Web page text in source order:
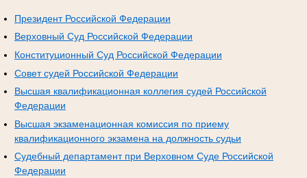
Президент Российской Федерации
Верховный Суд Российской Федерации
Конституционный Суд Российской Федерации
Совет судей Российской Федерации
Высшая квалификационная коллегия судей Российской
Федерации
Высшая экзаменационная комиссия по приему
квалификационного экзамена на должность судьи
Судебный департамент при Верховном Суде Российской
Федерации